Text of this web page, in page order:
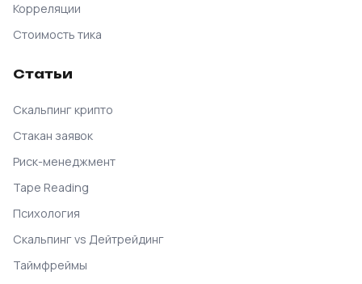
Корреляции
Стоимость тика
Статьи
Скальпинг крипто
Стакан заявок
Риск-менеджмент
Tape Reading
Психология
Скальпинг vs Дейтрейдинг
Таймфреймы